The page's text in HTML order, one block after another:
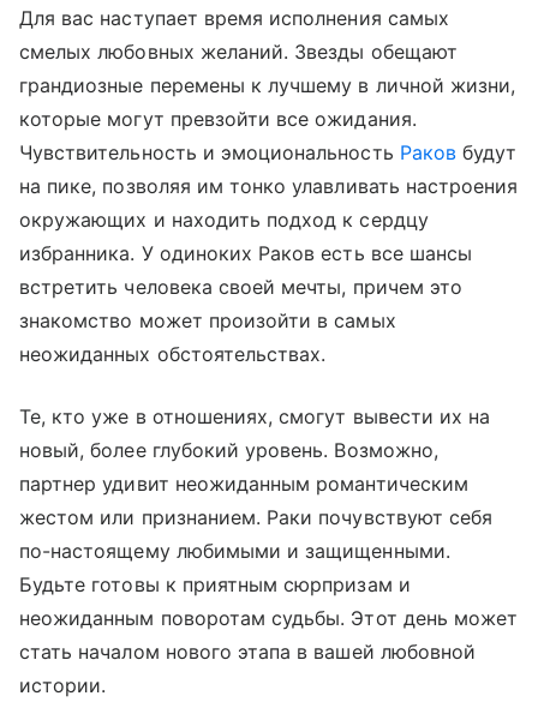
Для вас наступает время исполнения самых
смелых любовных желаний. Звезды обещают
грандиозные перемены к лучшему в личной жизни,
которые могут превзойти все ожидания.
Чувствительность и эмоциональность Раковбудут
на пике, позволяя им тонко улавливать настроения
окружающих и находить подход к сердцу
избранника. У одиноких Раков есть все шансы
встретить человека своей мечты, причем это
знакомство может произойти в самых
неожиданных обстоятельствах.
Те, кто уже в отношениях, смогут вывести их на
новый, более глубокий уровень. Возможно,
партнер удивит неожиданным романтическим
жестом или признанием. Раки почувствуют себя
по-настоящему любимыми и защищенными.
Будьте готовы к приятным сюрпризам и
неожиданным поворотам судьбы. Этот день может
стать началом нового этапа в вашей любовной
истории.